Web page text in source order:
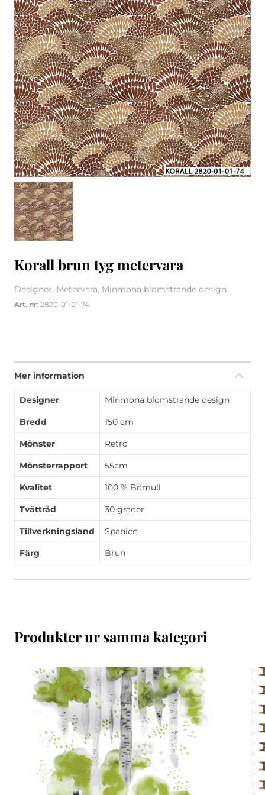
1/2
Korall brun tyg metervara
Designer, Metervara, Minmona blomstrande design
Art. nr: 2820-01-01-74
Mer information
Designer Minmona blomstrande design
Bredd 150 cm
Mönster Retro
Mönsterrapport 55cm
Kvalitet 100 % Bomull
Tvättråd 30 grader
Tillverkningsland Spanien
Färg Brun
Produkter ur samma kategori